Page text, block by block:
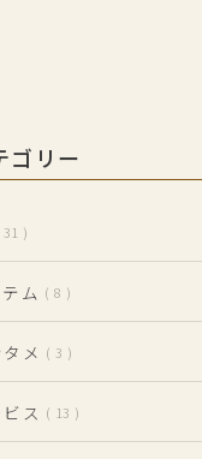
ゴリー
31
ム 8
メ 3
ス 13